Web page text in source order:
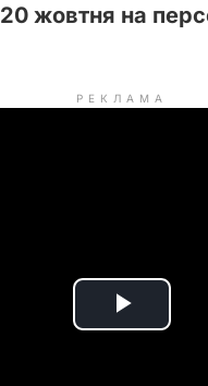
20 жовтня на
РЕКЛАМА
P